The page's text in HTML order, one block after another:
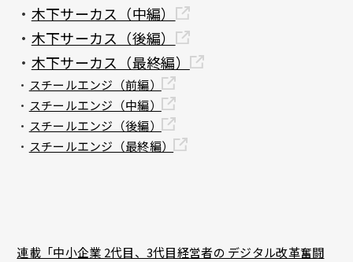
・ 木下サーカス（中編）
・ 木下サーカス（後編）
・ 木下サーカス（最終編）
・ スチールエンジ（前編）
・ スチールエンジ（中編）
・ スチールエンジ（後編）
・ スチールエンジ（最終編）
連載「中小企業 2代目、3代目経営者の デジタル改革奮闘